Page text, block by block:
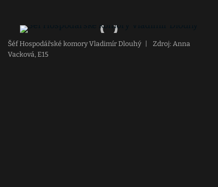
Šéf Hospodářské komory Vladimír Dlouhý
Zdroj: Anna
Vacková, E15